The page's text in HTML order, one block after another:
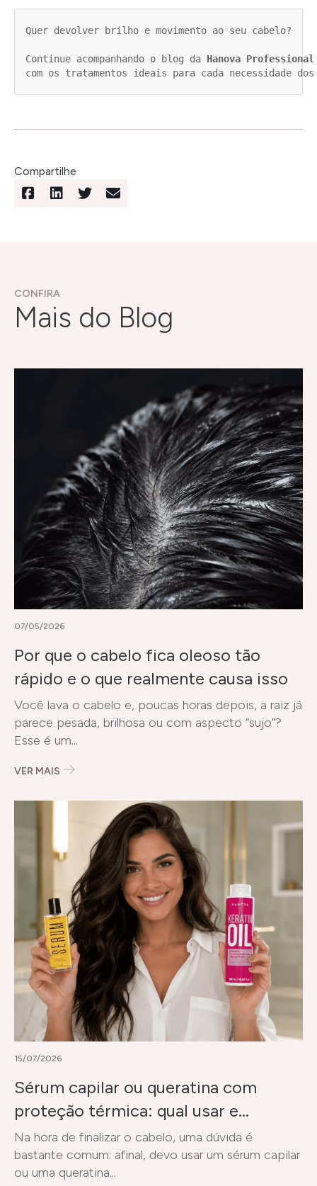
Quer devolver brilho e movimento ao seu cabelo?
Continue acompanhando o blog da Hanova Professional
com os tratamentos ideais para cada necessidade
Compartilhe
CONFIRA
Mais do Blog
07/05/2026
Por que o cabelo fica oleoso tão
rápido e o que realmente causa isso
Você lava o cabelo e, poucas horas depois, a raiz já
parece pesada, brilhosa ou com aspecto “sujo”?
Esse é um...
VER MAIS
15/07/2026
Sérum capilar ou queratina com
proteção térmica: qual usar e
quando?
Na hora de finalizar o cabelo, uma dúvida é
bastante comum: afinal, devo usar um sérum capilar
ou uma queratina...